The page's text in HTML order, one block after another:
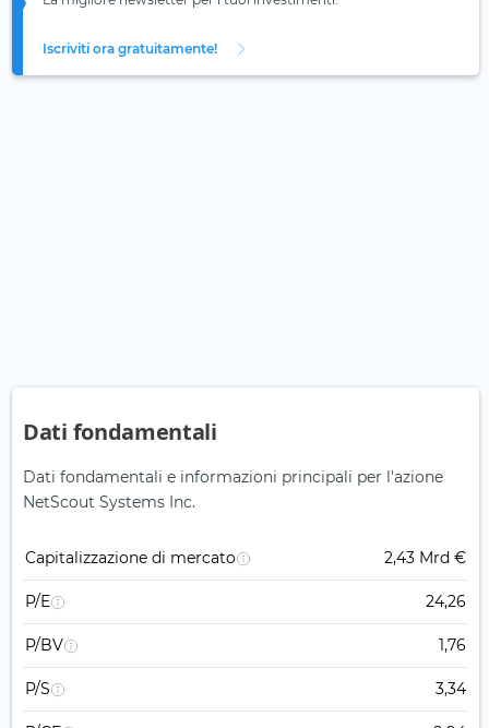
Iscriviti ora gratuitamente!
Dati fondamentali
Dati fondamentali e informazioni principali per l'azione
NetScout Systems Inc.
Capitalizzazione di mercato 2,43 Mrd €
P/E 24,26
P/BV 1,76
P/S 3,34